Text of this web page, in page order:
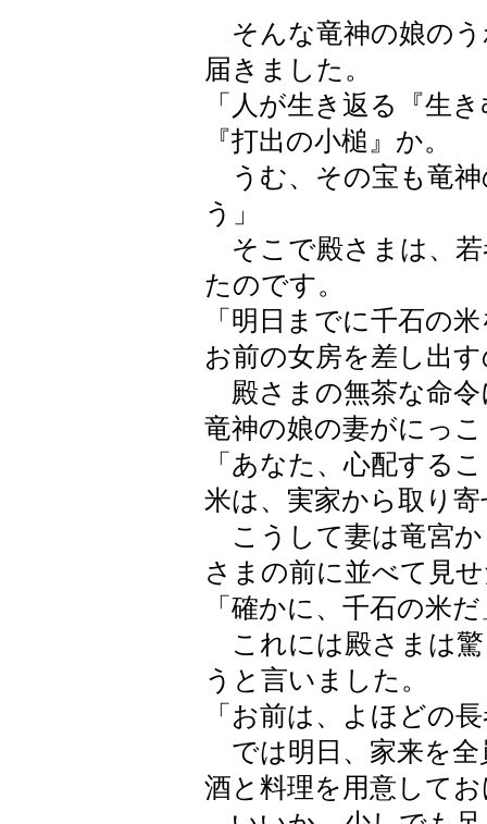
そんな竜神の娘のう
届きました。
「人が生き返る『生
『打出の小槌』か。
うむ、その宝も竜神
う」
そこで殿さまは、若
たのです。
「明日までに千石の
お前の女房を差し出
殿さまの無茶な命令
竜神の娘の妻がにっ
「あなた、心配する
米は、実家から取り
こうして妻は竜宮か
さまの前に並べて見
「確かに、千石の米だ
これには殿さまは
うと言いました。
「お前は、よほどの
では明日、家来を全
酒と料理を用意して